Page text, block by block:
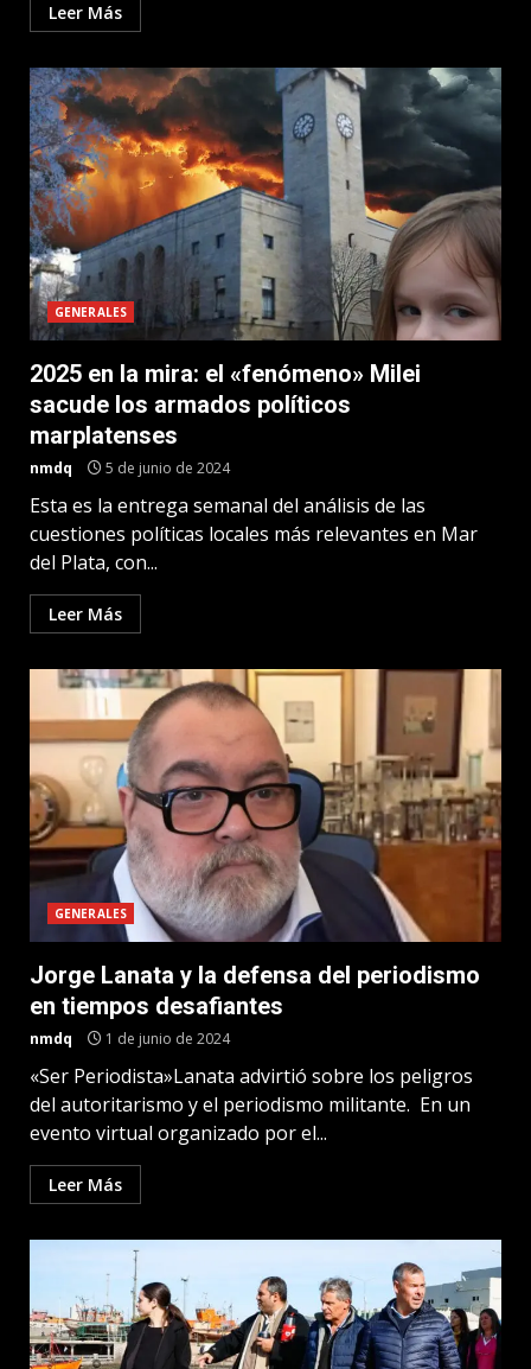
Leer Más
GENERALES
2025 en la mira: el «fenómeno» Milei
sacude los armados políticos
marplatenses
nmdq 5 de junio de 2024
Esta es la entrega semanal del análisis de las
cuestiones políticas locales más relevantes en Mar
del Plata, con...
Leer Más
GENERALES
Jorge Lanata y la defensa del periodismo
en tiempos desafiantes
nmdq 1 de junio de 2024
«Ser Periodista»Lanata advirtió sobre los peligros
del autoritarismo y el periodismo militante. En un
evento virtual organizado por el...
Leer Más